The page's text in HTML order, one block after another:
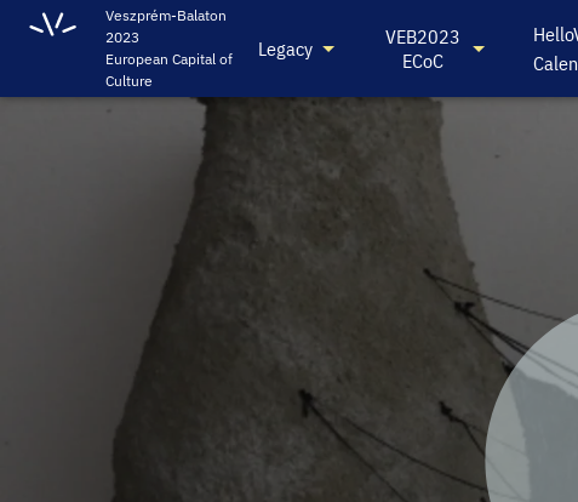
Veszprém-Balaton
2023
European Capital of
Culture
Legacy
VEB2023
ECoC